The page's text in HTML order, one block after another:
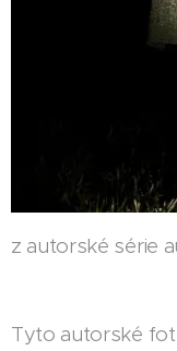
z autorské série
Tyto autorské